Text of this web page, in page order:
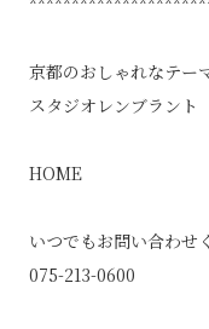
京都のおしゃれなテー
スタジオレンブラント
HOME
いつでもお問い合わ
075-213-0600